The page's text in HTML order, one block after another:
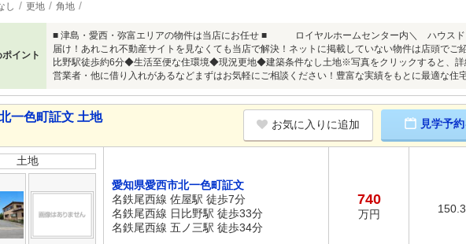
し 更地 角地
イント
■ 津島・愛西・弥富エリアの物件は当店にお任せ ■ ロイヤルホームセンター内＼ ハウス
届け！あれこれ不動産サイトを見なくても当店で解決！ネットに掲載していない物件は店頭で
比野駅徒歩約6分◆生活至便な住環境◆現況更地◆建築条件なし土地※写真をクリックすると、詳
営業者・他に借り入れがあるなどまずはお気軽にご相談ください！豊富な実績をもとに最適な住
一色町証文 土地
お気に入りに追加 見学予
土地
愛知県愛西市北一色町証文
名鉄尾西線 佐屋駅 徒歩7分
名鉄尾西線 日比野駅 徒歩33分
名鉄尾西線 五ノ三駅 徒歩34分
740
万円